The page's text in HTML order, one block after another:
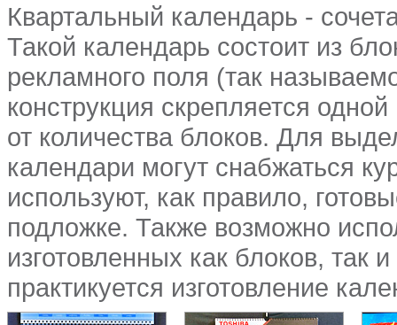
Квартальный календарь -
Такой календарь состоит из
рекламного поля (так
конструкция скрепляется
от количества блоков. Для
календари могут снабжаться
используют, как правило,
подложке. Также возможно
изготовленных как блоков,
практикуется изготовление